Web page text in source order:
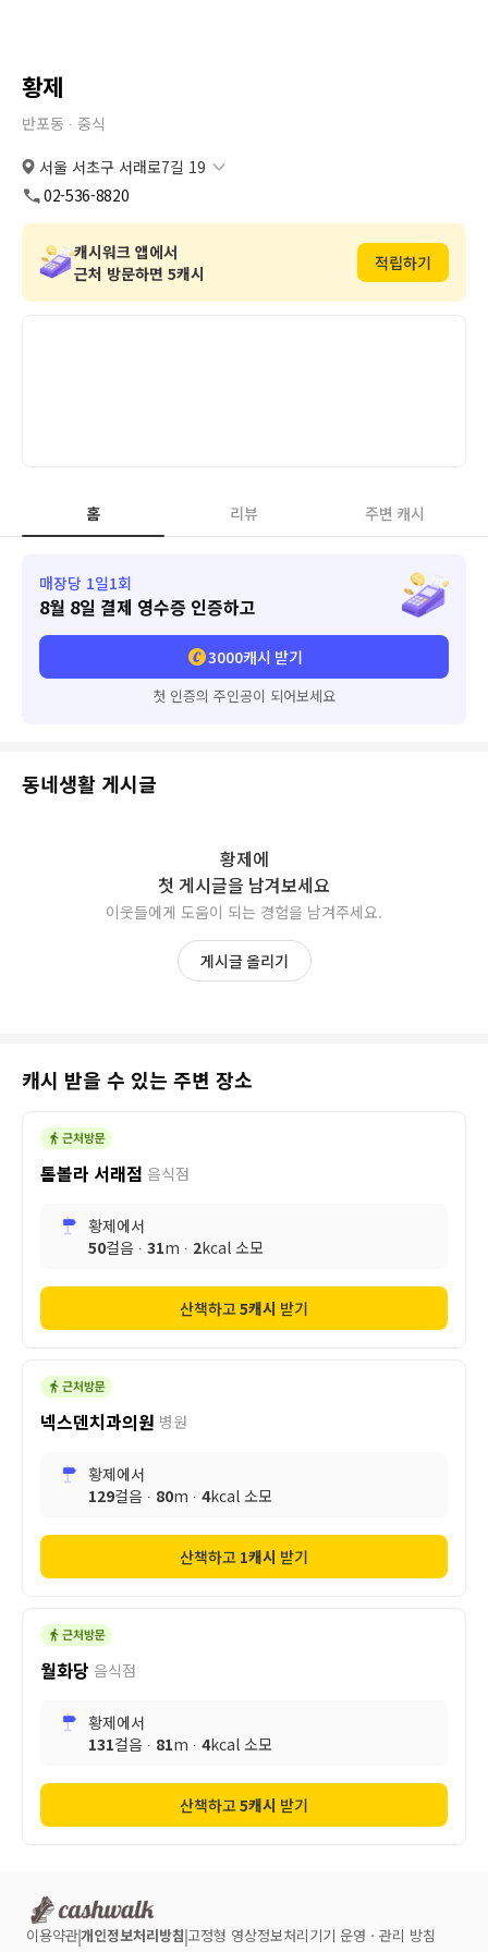
황제
반포동 ∙ 중식
서울 서초구 서래로7길 19
도로명 서울 서초구 서래로7길 19
02-536-8820
캐시워크 앱에서
근처 방문하면 5캐시
적립하기
홈 리뷰 주변 캐시
매장당 1일1회
8월 8일 결제 영수증 인증하고
3000캐시 받기
첫 인증의 주인공이 되어보세요
동네생활 게시글
황제에
첫 게시글을 남겨보세요
이웃들에게 도움이 되는 경험을 남겨주세요.
게시글 올리기
캐시 받을 수 있는 주변 장소
톰볼라 서래점 음식점
황제에서
50걸음 ∙ 31m ∙ 2kcal 소모
산책하고5캐시 받기
넥스덴치과의원 병원
황제에서
129걸음 ∙ 80m ∙ 4kcal 소모
산책하고 1캐시 받기
월화당 음식점
황제에서
131걸음 ∙ 81m ∙ 4kcal 소모
산책하고5캐시 받기
이용약관개인정보처리방침 고정형 영상정보처리기기 운영ㆍ관리 방침